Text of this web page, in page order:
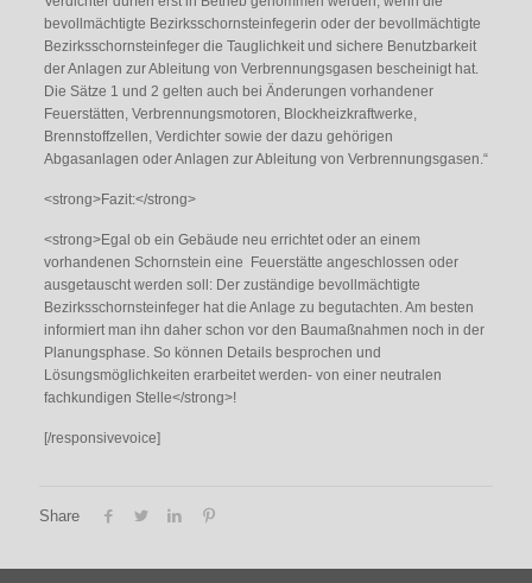
bevollmächtigte Bezirksschornsteinfegerin oder der bevollmächtigte
Bezirksschornsteinfeger die Tauglichkeit und sichere Benutzbarkeit
der Anlagen zur Ableitung von Verbrennungsgasen bescheinigt hat.
Die Sätze 1 und 2 gelten auch bei Änderungen vorhandener
Feuerstätten, Verbrennungsmotoren, Blockheizkraftwerke,
Brennstoffzellen, Verdichter sowie der dazu gehörigen
Abgasanlagen oder Anlagen zur Ableitung von Verbrennungsgasen.“
<strong>Fazit:</strong>
<strong>Egal ob ein Gebäude neu errichtet oder an einem
vorhandenen Schornstein eine Feuerstätte angeschlossen oder
ausgetauscht werden soll: Der zuständige bevollmächtigte
Bezirksschornsteinfeger hat die Anlage zu begutachten. Am besten
informiert man ihn daher schon vor den Baumaßnahmen noch in der
Planungsphase. So können Details besprochen und
Lösungsmöglichkeiten erarbeitet werden- von einer neutralen
fachkundigen Stelle</strong>!
[/responsivevoice]
Share